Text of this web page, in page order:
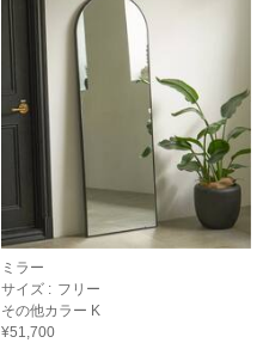
ミラー
サイズ : フリー
その他カラー K
¥51,700